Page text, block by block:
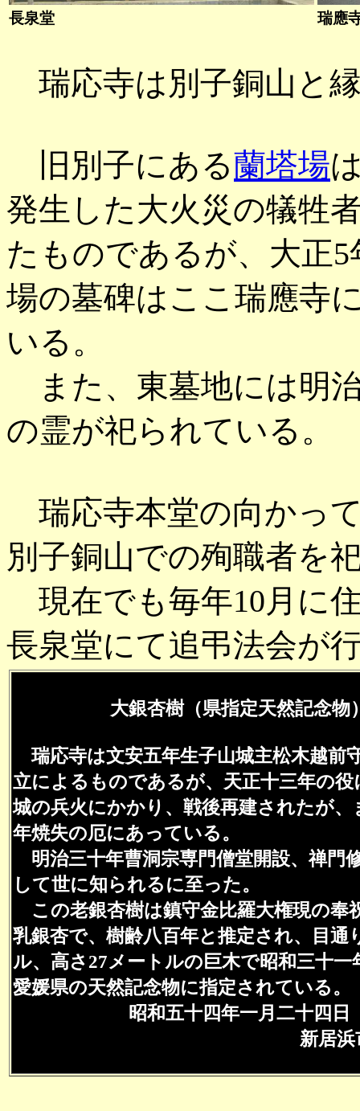
長泉堂 瑞應
瑞応寺は別子銅山と
旧別子にある蘭塔場
発生した大火災の犠牲
たものであるが、大正
場の墓碑はここ瑞應寺
いる。
また、東墓地には明
の霊が祀られている。
瑞応寺本堂の向かっ
別子銅山での殉職者を
現在でも毎年10月に
長泉堂にて追弔法会が
大銀杏樹（県指定天然記念物
瑞応寺は文安五年生子山城主松木越前
立によるものであるが、天正十三年の役
城の兵火にかかり、戦後再建されたが、
年焼失の厄にあっている。
明治三十年曹洞宗専門僧堂開設、禅門
して世に知られるに至った。
この老銀杏樹は鎮守金比羅大権現の奉
乳銀杏で、樹齢八百年と推定され、目通
ル、高さ27メートルの巨木で昭和三十一
愛媛県の天然記念物に指定されている。
昭和五十四年一月二十四日
新居